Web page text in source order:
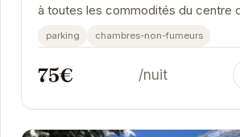
à toutes les commodités du centre
Idéal pour un séjour en famille ou
parking chambres-non-fumeurs
75€ /nuit